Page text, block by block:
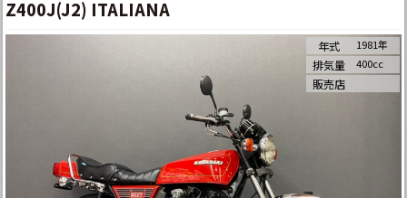
Z400J(J2) ITALIANA
年式 1981年
排気量 400cc
販売店